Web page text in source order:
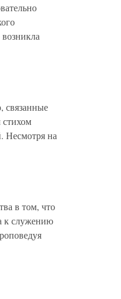
связанные
Несмотря на
в том, что
к служению